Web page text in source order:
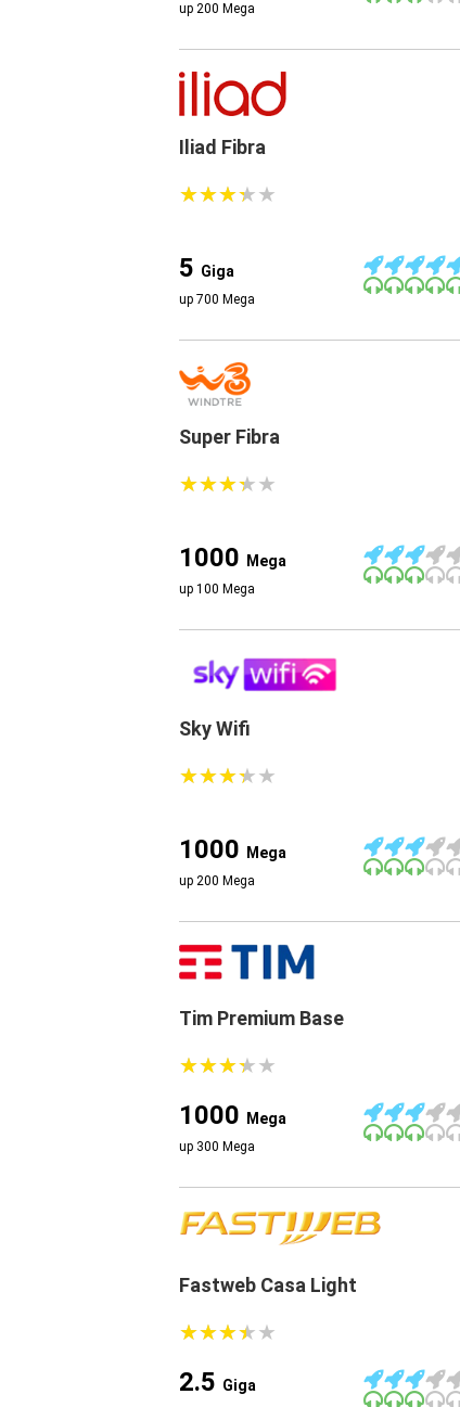
up 200 Mega
Iliad Fibra
★★★★★
★★★★★
5 Giga
up 700 Mega
Super Fibra
★★★★★
★★★★★
1000 Mega
up 100 Mega
Sky Wifi
★★★★★
★★★★★
1000 Mega
up 200 Mega
Tim Premium Base
★★★★★
★★★★★
1000 Mega
up 300 Mega
Fastweb Casa Light
★★★★★
★★★★★
2.5 Giga